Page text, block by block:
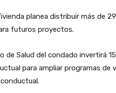
planea distribuir más de
futuros proyectos.
de Salud del condado invertirá
para ampliar programas